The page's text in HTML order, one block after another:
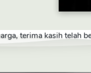
terima kasih telah